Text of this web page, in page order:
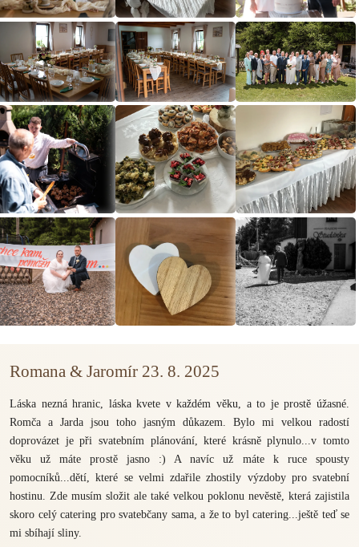
Romana & Jaromír 23. 8. 2025
Láska nezná hranic, láska kvete v každém věku, a to je prostě úžasné.
Romča a Jarda jsou toho jasným důkazem. Bylo mi velkou radostí
doprovázet je při svatebním plánování, které krásně plynulo...v tomto
věku už máte prostě jasno :) A navíc už máte k ruce spousty
pomocníků...dětí, které se velmi zdařile zhostily výzdoby pro svatební
hostinu. Zde musím složit ale také velkou poklonu nevěstě, která zajistila
skoro celý catering pro svatebčany sama, a že to byl catering...ještě teď se
mi sbíhají sliny.